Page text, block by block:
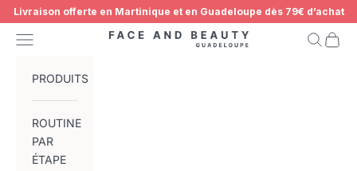
Passer au contenu
Livraison offerte en Martinique et en Guadeloupe dès 79€ d’achat
Face and Beauty Guadeloupe
Menu Panier
PRODUITS
ROUTINE
PAR
ÉTAPE